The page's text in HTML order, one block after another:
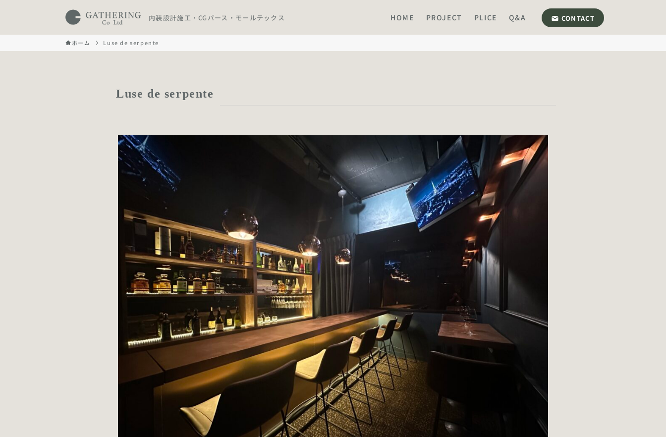
内装設計施工・CGパース・モールテックス HOME PROJECT PLICE Q&A CONTACT
ホーム Luse de serpente
Luse de serpente